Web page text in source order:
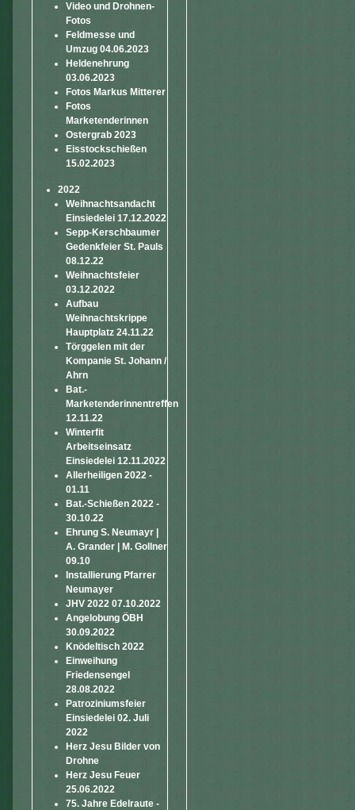
Video und Drohnen-
Fotos
Feldmesse und
Umzug 04.06.2023
Heldenehrung
03.06.2023
Fotos Markus Mitterer
Fotos
Marketenderinnen
Ostergrab 2023
Eisstockschießen
15.02.2023
2022
Weihnachtsandacht
Einsiedelei 17.12.2022
Sepp-Kerschbaumer
Gedenkfeier St. Pauls
08.12.22
Weihnachtsfeier
03.12.2022
Aufbau
Weihnachtskrippe
Hauptplatz 24.11.22
Törggelen mit der
Kompanie St. Johann /
Ahrn
Bat.-
Marketenderinnentreffen
12.11.22
Winterfit
Arbeitseinsatz
Einsiedelei 12.11.2022
Allerheiligen 2022 -
01.11
Bat.-Schießen 2022 -
30.10.22
Ehrung S. Neumayr |
A. Grander | M. Gollner
09.10
Installierung Pfarrer
Neumayer
JHV 2022 07.10.2022
Angelobung ÖBH
30.09.2022
Knödeltisch 2022
Einweihung
Friedensengel
28.08.2022
Patroziniumsfeier
Einsiedelei 02. Juli
2022
Herz Jesu Bilder von
Drohne
Herz Jesu Feuer
25.06.2022
75. Jahre Edelraute -